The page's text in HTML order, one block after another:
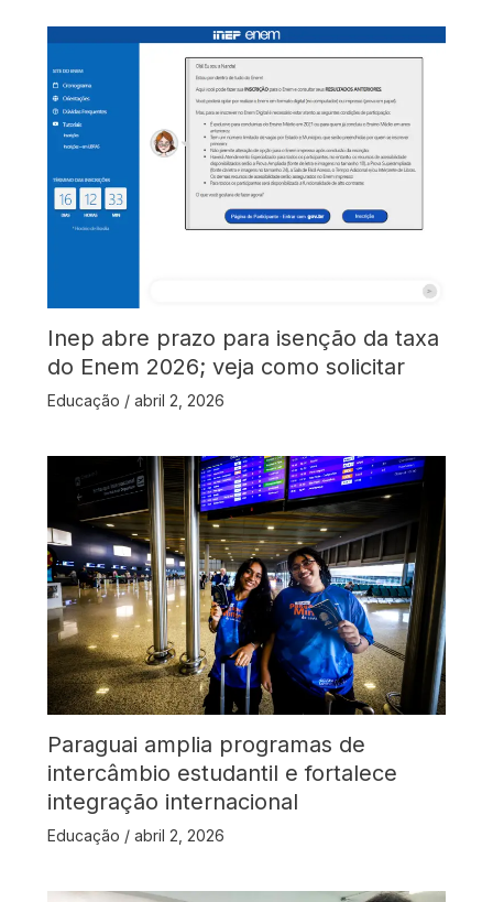
Inep abre prazo para isenção da taxa
do Enem 2026; veja como solicitar
Educação / abril 2, 2026
Paraguai amplia programas de
intercâmbio estudantil e fortalece
integração internacional
Educação / abril 2, 2026